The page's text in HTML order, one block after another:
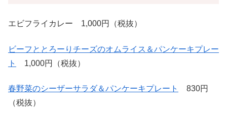
エビフライカレー 1,000円（税抜）
ビーフととろーりチーズのオムライス＆パンケーキプレー
ト
1,000円（税抜）
春野菜のシーザーサラダ＆パンケーキプレート
830円
（税抜）